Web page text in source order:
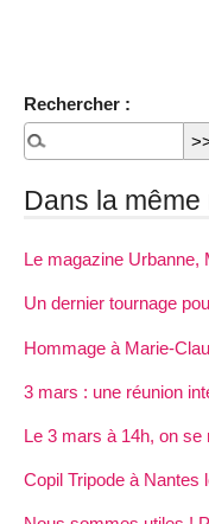
Rechercher :
Dans la même
Le magazine Urbanne,
Un dernier tournage
Hommage à Marie-
3 mars : une réunion
Le 3 mars à 14h, on se
Copil Tripode à Nantes